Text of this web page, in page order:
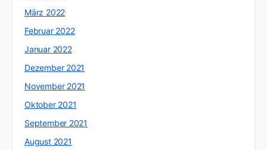
März 2022
Februar 2022
Januar 2022
Dezember 2021
November 2021
Oktober 2021
September 2021
August 2021